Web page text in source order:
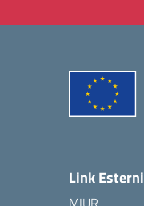
Link Esterni